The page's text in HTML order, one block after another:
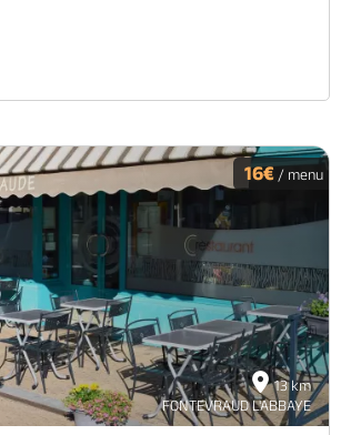
13 km
FONTEVRAUD L'ABBAYE
16€/ menu